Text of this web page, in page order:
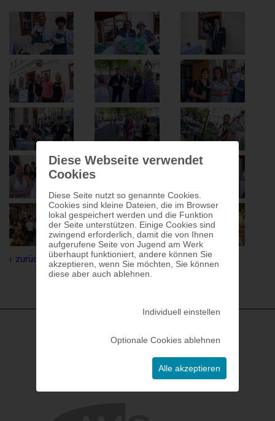
Diese Webseite verwendet
Cookies
Diese Seite nutzt so genannte Cookies.
Cookies sind kleine Dateien, die im Browser
lokal gespeichert werden und die Funktion
der Seite unterstützen. Einige Cookies sind
zwingend erforderlich, damit die von Ihnen
aufgerufene Seite von Jugend am Werk
überhaupt funktioniert, andere können Sie
akzeptieren, wenn Sie möchten, Sie können
diese aber auch ablehnen.
Individuell einstellen
Optionale Cookies ablehnen
Alle akzeptieren
zurück